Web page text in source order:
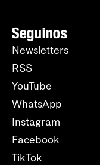
Seguinos
Newsletters
RSS
YouTube
WhatsApp
Instagram
Facebook
TikTok